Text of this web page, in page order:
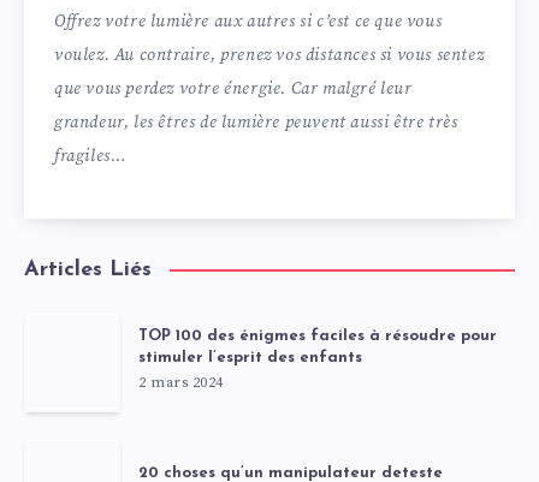
Offrez votre lumière aux autres si c’est ce que vous
voulez. Au contraire, prenez vos distances si vous sentez
que vous perdez votre énergie. Car malgré leur
grandeur, les êtres de lumière peuvent aussi être très
fragiles…
Articles Liés
TOP 100 des énigmes faciles à résoudre pour
stimuler l’esprit des enfants
2 mars 2024
20 choses qu’un manipulateur deteste